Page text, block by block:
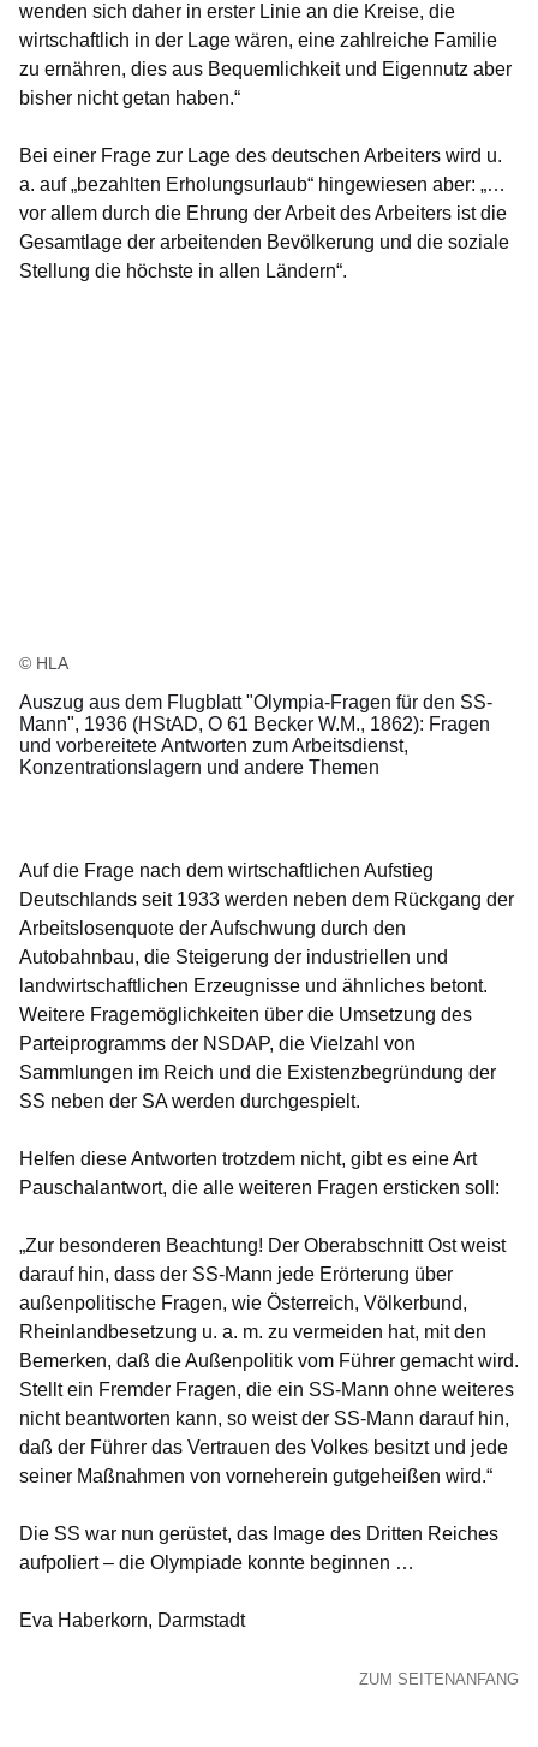
wenden sich daher in erster Linie an die Kreise, die
wirtschaftlich in der Lage wären, eine zahlreiche Familie
zu ernähren, dies aus Bequemlichkeit und Eigennutz aber
bisher nicht getan haben.“
Bei einer Frage zur Lage des deutschen Arbeiters wird u.
a. auf „bezahlten Erholungsurlaub“ hingewiesen aber: „…
vor allem durch die Ehrung der Arbeit des Arbeiters ist die
Gesamtlage der arbeitenden Bevölkerung und die soziale
Stellung die höchste in allen Ländern“.
© HLA
Auszug aus dem Flugblatt "Olympia-Fragen für den SS-
Mann", 1936 (HStAD, O 61 Becker W.M., 1862): Fragen
und vorbereitete Antworten zum Arbeitsdienst,
Konzentrationslagern und andere Themen
Auf die Frage nach dem wirtschaftlichen Aufstieg
Deutschlands seit 1933 werden neben dem Rückgang der
Arbeitslosenquote der Aufschwung durch den
Autobahnbau, die Steigerung der industriellen und
landwirtschaftlichen Erzeugnisse und ähnliches betont.
Weitere Fragemöglichkeiten über die Umsetzung des
Parteiprogramms der NSDAP, die Vielzahl von
Sammlungen im Reich und die Existenzbegründung der
SS neben der SA werden durchgespielt.
Helfen diese Antworten trotzdem nicht, gibt es eine Art
Pauschalantwort, die alle weiteren Fragen ersticken soll:
„Zur besonderen Beachtung! Der Oberabschnitt Ost weist
darauf hin, dass der SS-Mann jede Erörterung über
außenpolitische Fragen, wie Österreich, Völkerbund,
Rheinlandbesetzung u. a. m. zu vermeiden hat, mit den
Bemerken, daß die Außenpolitik vom Führer gemacht wird.
Stellt ein Fremder Fragen, die ein SS-Mann ohne weiteres
nicht beantworten kann, so weist der SS-Mann darauf hin,
daß der Führer das Vertrauen des Volkes besitzt und jede
seiner Maßnahmen von vorneherein gutgeheißen wird.“
Die SS war nun gerüstet, das Image des Dritten Reiches
aufpoliert – die Olympiade konnte beginnen …
Eva Haberkorn, Darmstadt
ZUM SEITENANFANG